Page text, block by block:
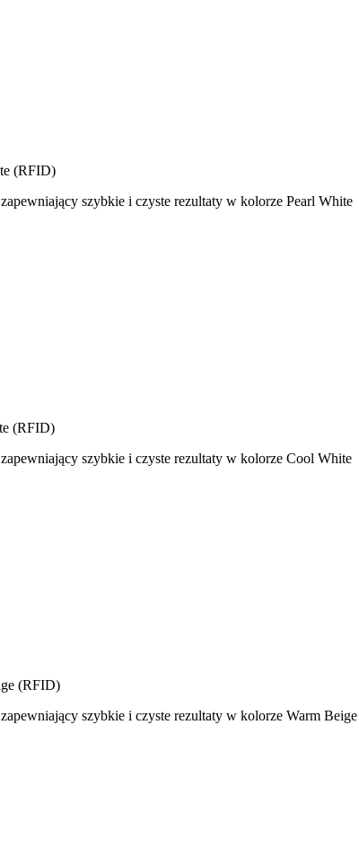
(RFID)
szybkie i czyste rezultaty w kolorze Pearl White
(RFID)
szybkie i czyste rezultaty w kolorze Cool White
(RFID)
szybkie i czyste rezultaty w kolorze Warm Beige